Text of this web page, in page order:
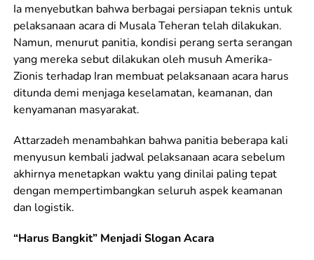
Ia menyebutkan bahwa berbagai persiapan teknis untuk
pelaksanaan acara di Musala Teheran telah dilakukan.
Namun, menurut panitia, kondisi perang serta serangan
yang mereka sebut dilakukan oleh musuh Amerika-
Zionis terhadap Iran membuat pelaksanaan acara harus
ditunda demi menjaga keselamatan, keamanan, dan
kenyamanan masyarakat.
Attarzadeh menambahkan bahwa panitia beberapa kali
menyusun kembali jadwal pelaksanaan acara sebelum
akhirnya menetapkan waktu yang dinilai paling tepat
dengan mempertimbangkan seluruh aspek keamanan
dan logistik.
“Harus Bangkit” Menjadi Slogan Acara